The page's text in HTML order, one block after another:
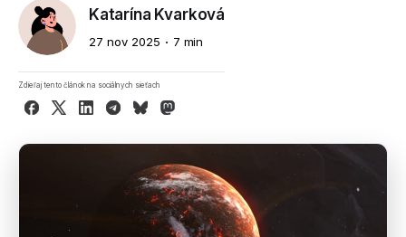
Katarína Kvarková
27 nov 2025 7 min
Zdieľaj tento článok na sociálnych sieťach
Facebook
X LinkedInTelegram
BlueskyMastodon